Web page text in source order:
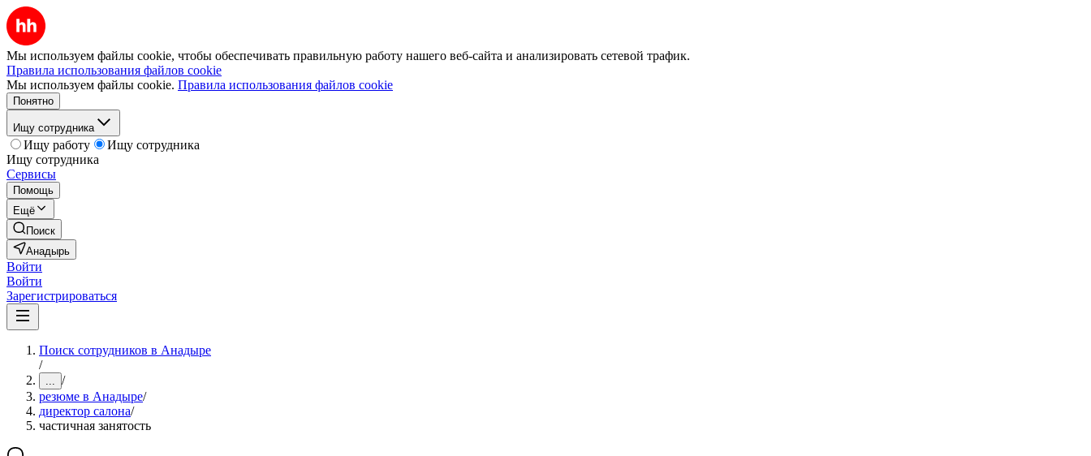
Мы используем файлы cookie, чтобы обеспечивать правильную работу нашего веб-сайта и анализировать сетевой трафик.
Правила использования файлов cookie
Мы используем файлы cookie. Правила использования файлов cookie
Понятно
Ищу сотрудника
Ищу работу
Ищу сотрудника
Ищу сотрудника
Сервисы
Помощь
Ещё
Поиск
Анадырь
Войти
Войти
Зарегистрироваться
Поиск сотрудников в Анадыре
/
... /
резюме в Анадыре/
директор салона/
частичная занятость